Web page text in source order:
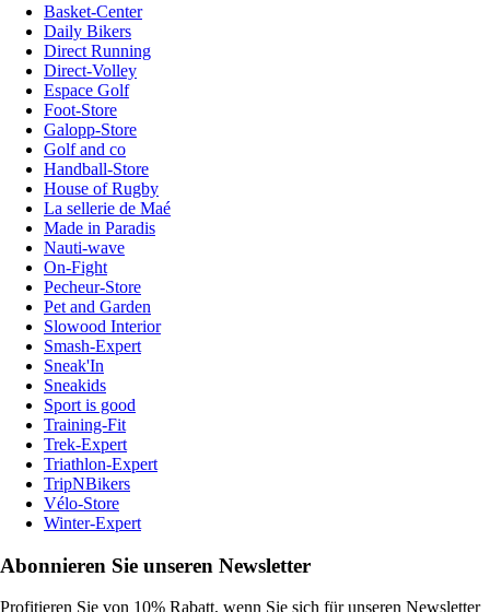
Basket-Center
Daily Bikers
Direct Running
Direct-Volley
Espace Golf
Foot-Store
Galopp-Store
Golf and co
Handball-Store
House of Rugby
La sellerie de Maé
Made in Paradis
Nauti-wave
On-Fight
Pecheur-Store
Pet and Garden
Slowood Interior
Smash-Expert
Sneak'In
Sneakids
Sport is good
Training-Fit
Trek-Expert
Triathlon-Expert
TripNBikers
Vélo-Store
Winter-Expert
Abonnieren Sie unseren Newsletter
Profitieren Sie von 10% Rabatt, wenn Sie sich für unseren Newsletter